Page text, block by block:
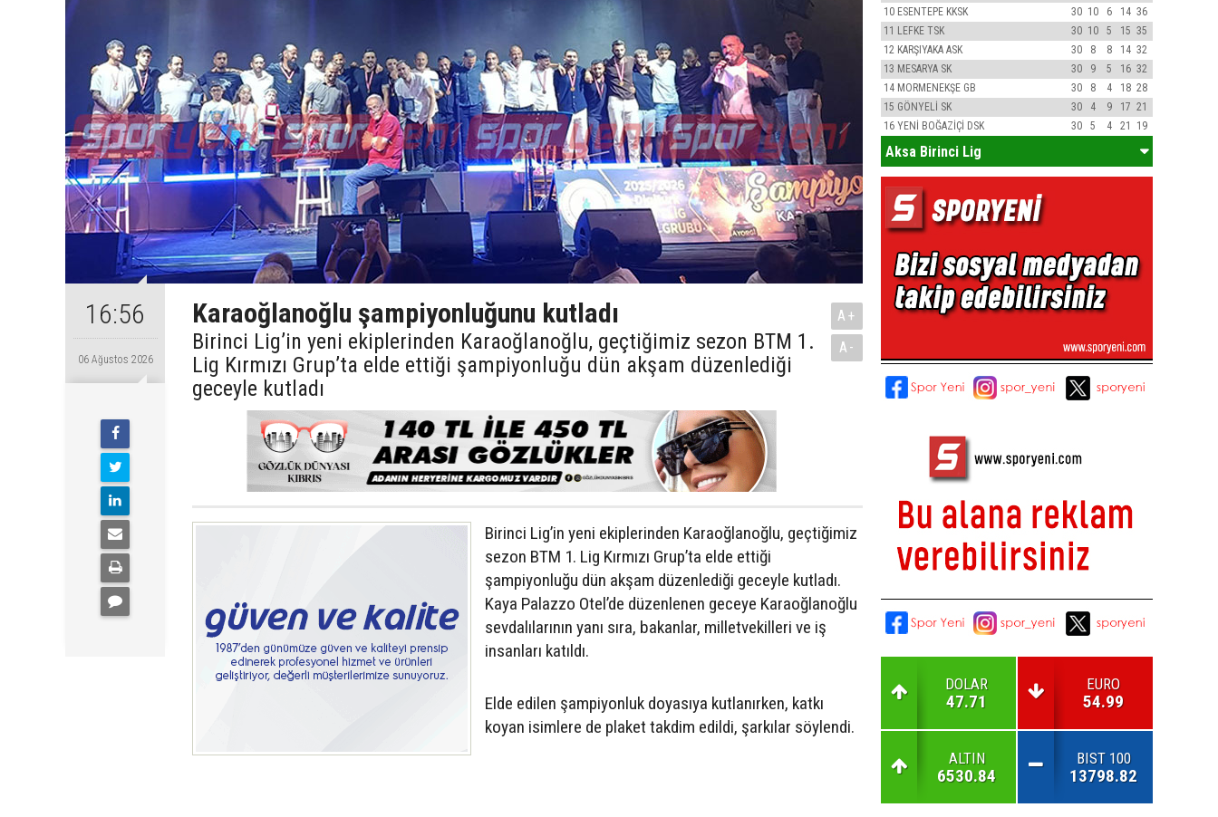
16:56
06 Ağustos 2026
Karaoğlanoğlu şampiyonluğunu kutladı
Birinci Lig’in yeni ekiplerinden Karaoğlanoğlu, geçtiğimiz sezon BTM 1.
Lig Kırmızı Grup’ta elde ettiği şampiyonluğu dün akşam düzenlediği
geceyle kutladı
A+
A-
Birinci Lig’in yeni ekiplerinden Karaoğlanoğlu, geçtiğimiz
sezon BTM 1. Lig Kırmızı Grup’ta elde ettiği
şampiyonluğu dün akşam düzenlediği geceyle kutladı.
Kaya Palazzo Otel’de düzenlenen geceye Karaoğlanoğlu
sevdalılarının yanı sıra, bakanlar, milletvekilleri ve iş
insanları katıldı.
Elde edilen şampiyonluk doyasıya kutlanırken, katkı
koyan isimlere de plaket takdim edildi, şarkılar söylendi.
10 ESENTEPE KKSK 30 10 6 14 36
11 LEFKE TSK 30 10 5 15 35
12 KARŞIYAKA ASK 30 8 8 14 32
13 MESARYA SK 30 9 5 16 32
14 MORMENEKŞE GB 30 8 4 18 28
15 GÖNYELİ SK 30 4 9 17 21
16 YENİ BOĞAZİÇİ DSK 30 5 4 21 19
Aksa Birinci Lig
DOLAR
47.71
EURO
54.99
ALTIN
6530.84
BIST 100
13798.82